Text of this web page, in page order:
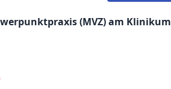
(MVZ) am Klinikum